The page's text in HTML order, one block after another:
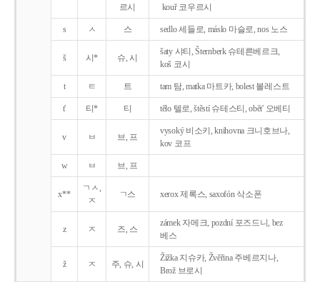
르시
kouř 코우르시
s ㅅ 스 sedlo 세들로, máslo 마슬로, nos 노스
š 시* 슈, 시
šaty 샤티, Šternberk 슈테른베르크,
koš 코시
t ㅌ 트 tam 탐, matka 마트카, bolest 볼레스트
t' 티* 티 tělo 텔로, štěstí 슈테스티, obět' 오베티
v ㅂ 브, 프
vysoký 비소키, knihovna 크니호브나,
kov 코프
w ㅂ 브, 프
x**
ㄱㅅ,
ㅈ
ㄱ스 xerox 제록스, saxofón 삭소폰
z ㅈ 즈, 스
zámek 자메크, pozdní 포즈드니, bez
베스
ž ㅈ 주, 슈, 시
Žižka 지슈카, Žvěřina 주베르지나,
Brož 브로시